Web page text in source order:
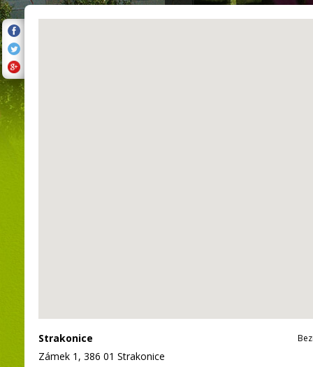
Strakonice
Zámek 1, 386 01 Strakonice